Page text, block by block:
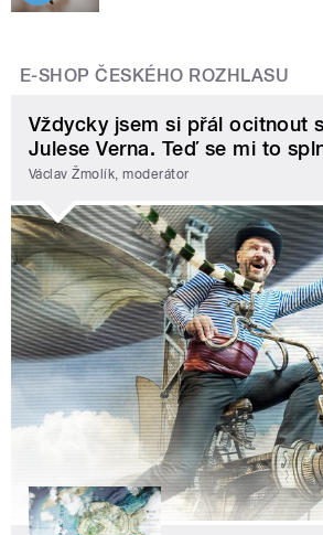
E-SHOP ČESKÉHO ROZHLASU
Vždycky jsem si přál ocitnout
Julese Verna. Teď se mi to
Václav Žmolík, moderátor